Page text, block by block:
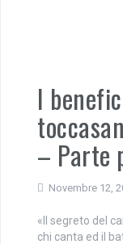
I
– Parte
Novembre 12,
«Il segreto del
chi canta ed il